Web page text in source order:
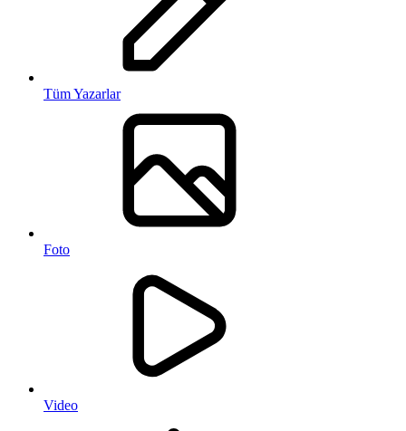
Tüm Yazarlar
Foto
Video